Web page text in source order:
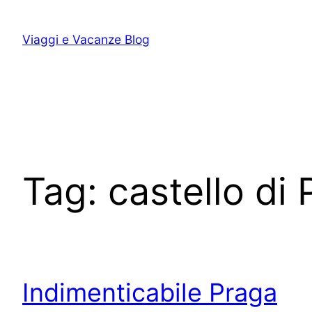
contenuto
Viaggi e Vacanze Blog
Tag: castello di
Indimenticabile Praga